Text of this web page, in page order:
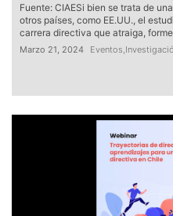
Fuente: CIAESi bien se trata de
otros países, como EE.UU., el
carrera directiva que atraiga,
Marzo 21, 2024 Eventos,Investigación